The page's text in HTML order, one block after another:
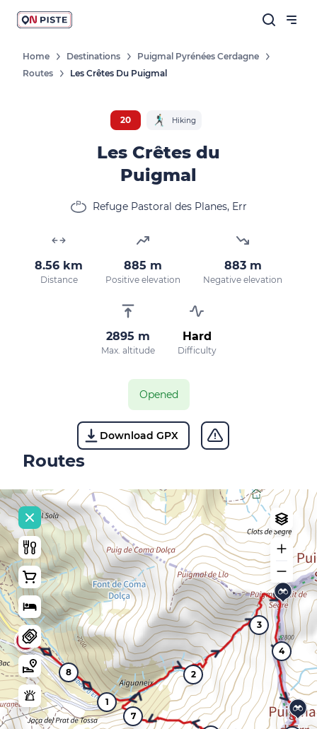
Home Destinations
Puigmal Pyrénées Cerdagne
Routes
Les Crêtes Du Puigmal
20 Hiking
Les Crêtes du
Puigmal
Refuge Pastoral des Planes, Err
8.56 km
Distance
885 m
Positive elevation
883 m
Negative elevation
2895 m
Max. altitude
Hard
Difficulty
Opened
Download GPX
Routes
1
2
3
4
7
8